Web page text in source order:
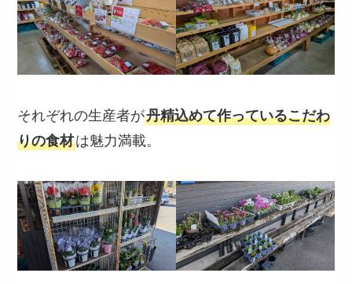
それぞれの生産者が丹精込めて作っているこだわ
りの食材は魅力満載。